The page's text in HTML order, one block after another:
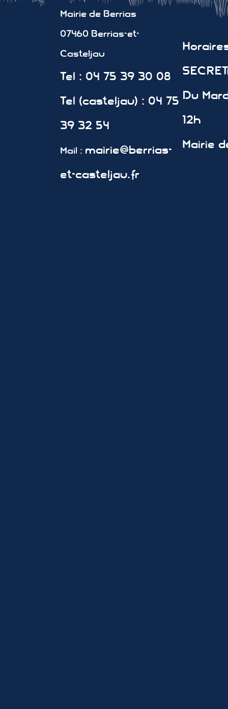
Mairie de Berrias
07460 Berrias-et-
Casteljau
Tel : 04 75 39 30 08
Tel (casteljau) : 04 75
39 32 54
Mail :mairie@berrias-
et-casteljau.fr
Du
12h
Mairie